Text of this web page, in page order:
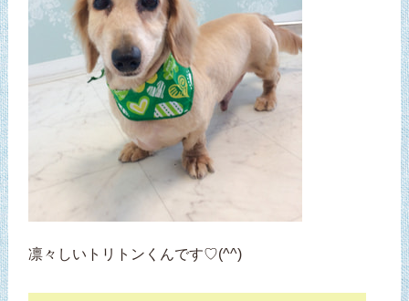
凛々しいトリトンくんです♡(^^)